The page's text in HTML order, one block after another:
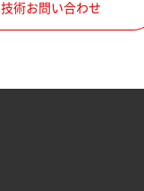
技術お問い合わせ